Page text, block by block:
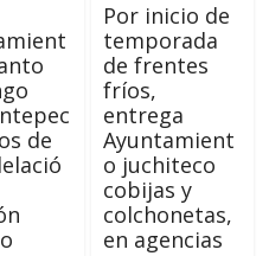
de
Por inicio de
temporada
de frentes
fríos,
entrega
Ayuntamient
o juchiteco
cobijas y
colchonetas,
en agencias